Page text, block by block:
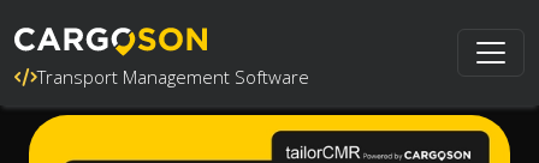
Transport Management Software